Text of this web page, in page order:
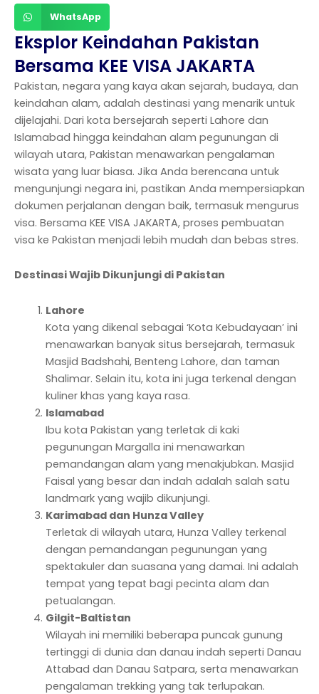
WhatsApp
Eksplor Keindahan Pakistan
Bersama KEE VISA JAKARTA
Pakistan, negara yang kaya akan sejarah, budaya, dan
keindahan alam, adalah destinasi yang menarik untuk
dijelajahi. Dari kota bersejarah seperti Lahore dan
Islamabad hingga keindahan alam pegunungan di
wilayah utara, Pakistan menawarkan pengalaman
wisata yang luar biasa. Jika Anda berencana untuk
mengunjungi negara ini, pastikan Anda mempersiapkan
dokumen perjalanan dengan baik, termasuk mengurus
visa. Bersama KEE VISA JAKARTA, proses pembuatan
visa ke Pakistan menjadi lebih mudah dan bebas stres.
Destinasi Wajib Dikunjungi di Pakistan
Lahore
Kota yang dikenal sebagai ‘Kota Kebudayaan’ ini
menawarkan banyak situs bersejarah, termasuk
Masjid Badshahi, Benteng Lahore, dan taman
Shalimar. Selain itu, kota ini juga terkenal dengan
kuliner khas yang kaya rasa.
Islamabad
Ibu kota Pakistan yang terletak di kaki
pegunungan Margalla ini menawarkan
pemandangan alam yang menakjubkan. Masjid
Faisal yang besar dan indah adalah salah satu
landmark yang wajib dikunjungi.
Karimabad dan Hunza Valley
Terletak di wilayah utara, Hunza Valley terkenal
dengan pemandangan pegunungan yang
spektakuler dan suasana yang damai. Ini adalah
tempat yang tepat bagi pecinta alam dan
petualangan.
Gilgit-Baltistan
Wilayah ini memiliki beberapa puncak gunung
tertinggi di dunia dan danau indah seperti Danau
Attabad dan Danau Satpara, serta menawarkan
pengalaman trekking yang tak terlupakan.